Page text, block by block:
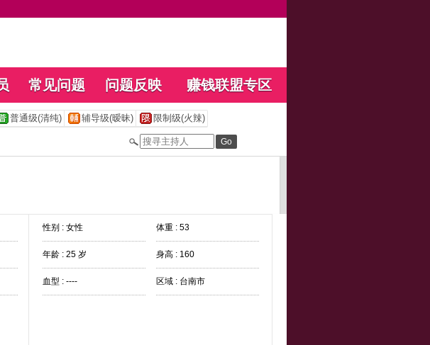
常见问题 问题反映 赚钱联盟专区
普通级(清纯) 辅导级(暧昧) 限制级(火辣)
性别 : 女性 体重 : 53
年龄 : 25 岁 身高 : 160
血型 : ---- 区域 : 台南市